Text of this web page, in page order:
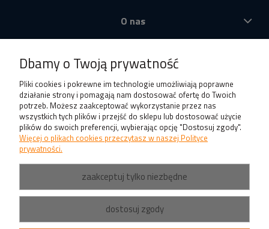
O nas
Dbamy o Twoją prywatność
Pliki cookies i pokrewne im technologie umożliwiają poprawne
działanie strony i pomagają nam dostosować ofertę do Twoich
potrzeb. Możesz zaakceptować wykorzystanie przez nas
wszystkich tych plików i przejść do sklepu lub dostosować użycie
plików do swoich preferencji, wybierając opcję "Dostosuj zgody".
Więcej o plikach cookies przeczytasz w naszej Polityce
prywatności.
zaakceptuj tylko niezbędne
dostosuj zgody